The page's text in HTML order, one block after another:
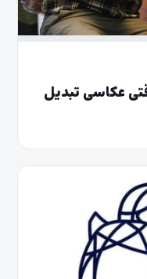
عکاسی تبدیل